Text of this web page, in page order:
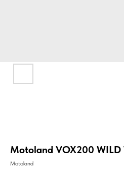
Motoland VOX200 WILD
Motoland